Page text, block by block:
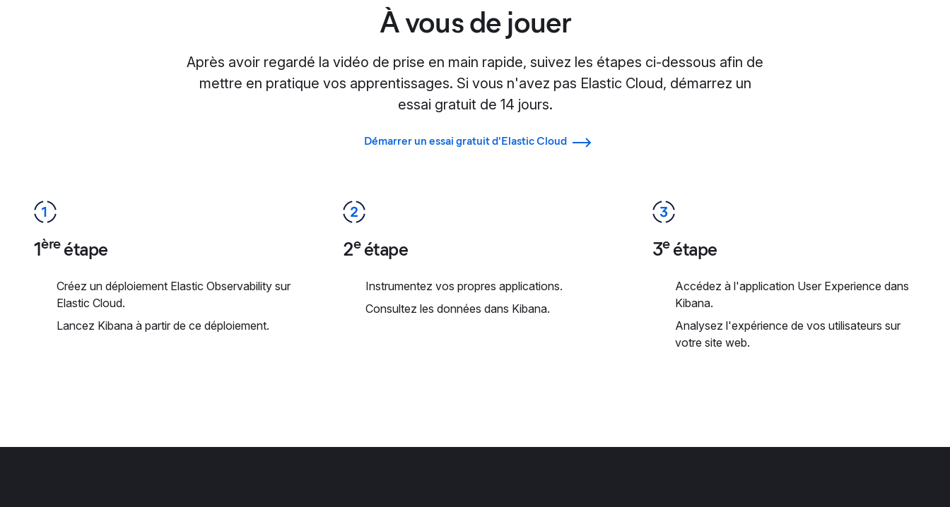
À vous de jouer
Après avoir regardé la vidéo de prise en main rapide, suivez les étapes ci-dessous afin de
mettre en pratique vos apprentissages. Si vous n'avez pas Elastic Cloud, démarrez un
essai gratuit de 14 jours.
Démarrer un essai gratuit d'Elastic Cloud
1èreétape
Créez un déploiement Elastic Observability sur
Elastic Cloud.
Lancez Kibana à partir de ce déploiement.
2eétape
Instrumentez vos propres applications.
Consultez les données dans Kibana.
3eétape
Accédez à l'application User Experience dans
Kibana.
Analysez l'expérience de vos utilisateurs sur
votre site web.